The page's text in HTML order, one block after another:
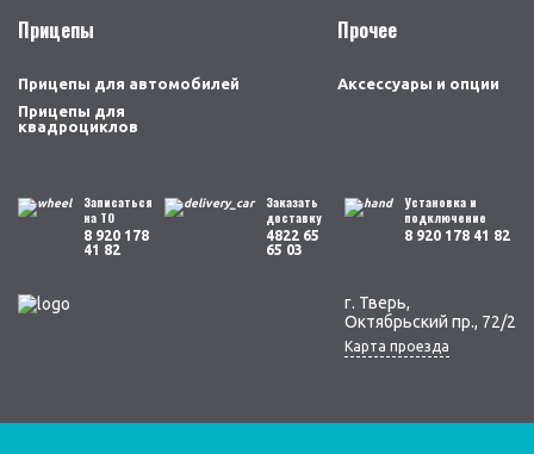
Прицепы
Прицепы для автомобилей
Прицепы для
квадроциклов
Прочее
Аксессуары и опции
Записаться
на ТО
8 920 178
41 82
Заказать
доставку
4822 65
65 03
Установка и
подключение
8 920 178 41 82
г. Тверь,
Октябрьский пр., 72/2
Карта проезда